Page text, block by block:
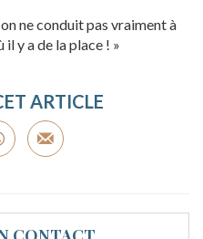
ne conduit pas vraiment à
y a de la place ! »
ARTICLE